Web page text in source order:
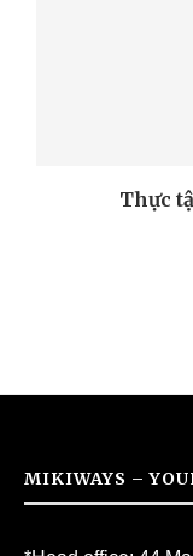
Thực
MIKIWAYS –